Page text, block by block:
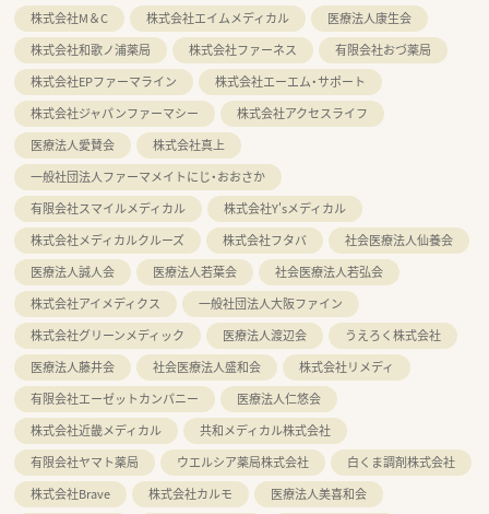
株式会社M＆C
株式会社エイムメディカル
医療法人康生会
株式会社和歌ノ浦薬局
株式会社ファーネス
有限会社おづ薬局
株式会社EPファーマライン
株式会社エーエム・サポート
株式会社ジャパンファーマシー
株式会社アクセスライフ
医療法人愛賛会
株式会社真上
一般社団法人ファーマメイトにじ・おおさか
有限会社スマイルメディカル
株式会社Y'sメディカル
株式会社メディカルクルーズ
株式会社フタバ
社会医療法人仙養会
医療法人誠人会
医療法人若葉会
社会医療法人若弘会
株式会社アイメディクス
一般社団法人大阪ファイン
株式会社グリーンメディック
医療法人渡辺会
うえろく株式会社
医療法人藤井会
社会医療法人盛和会
株式会社リメディ
有限会社エーゼットカンパニー
医療法人仁悠会
株式会社近畿メディカル
共和メディカル株式会社
有限会社ヤマト薬局
ウエルシア薬局株式会社
白くま調剤株式会社
株式会社Brave
株式会社カルモ
医療法人美喜和会